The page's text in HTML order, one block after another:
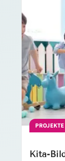
PROJEKTE
Kita-